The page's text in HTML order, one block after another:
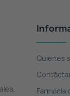
Quienes
Farmacia